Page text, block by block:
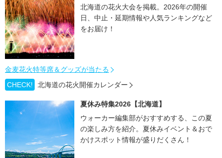
北海道の花火大会を掲載。2026年の開催
日、中止・延期情報や人気ランキングなど
をお届け！
金麦花火特等席＆グッズが当たる
CHECK!
北海道の花火開催カレンダー
夏休み特集2026【北海道】
ウォーカー編集部がおすすめする、この夏
の楽しみ方を紹介。夏休みイベント＆おで
かけスポット情報が盛りだくさん！